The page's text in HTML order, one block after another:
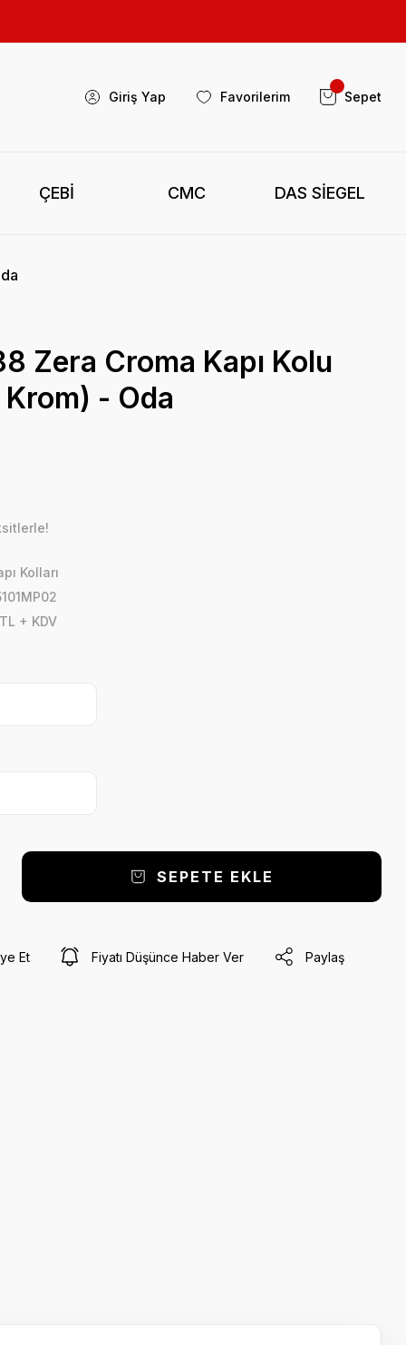
Giriş Yap Favorilerim Sepet
ÇEBİ CMC DAS SİEGEL
Zera Croma Kapı Kolu
- Oda
Kolları
+ KDV
SEPETE EKLE
Et Fiyatı Düşünce Haber Ver Paylaş